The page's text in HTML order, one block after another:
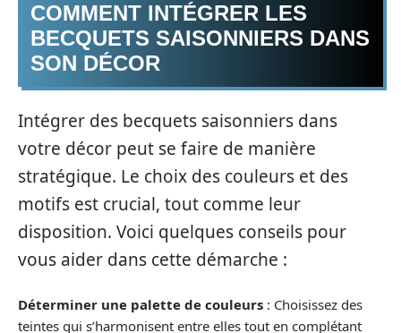
COMMENT INTÉGRER LES
BECQUETS SAISONNIERS DANS
SON DÉCOR
Intégrer des becquets saisonniers dans
votre décor peut se faire de manière
stratégique. Le choix des couleurs et des
motifs est crucial, tout comme leur
disposition. Voici quelques conseils pour
vous aider dans cette démarche :
Déterminer une palette de couleurs : Choisissez des
teintes qui s’harmonisent entre elles tout en complétant